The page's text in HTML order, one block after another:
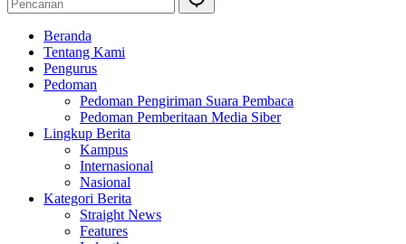
Beranda
Tentang Kami
Pengurus
Pedoman
Pedoman Pengiriman Suara Pembaca
Pedoman Pemberitaan Media Siber
Lingkup Berita
Kampus
Internasional
Nasional
Kategori Berita
Straight News
Features